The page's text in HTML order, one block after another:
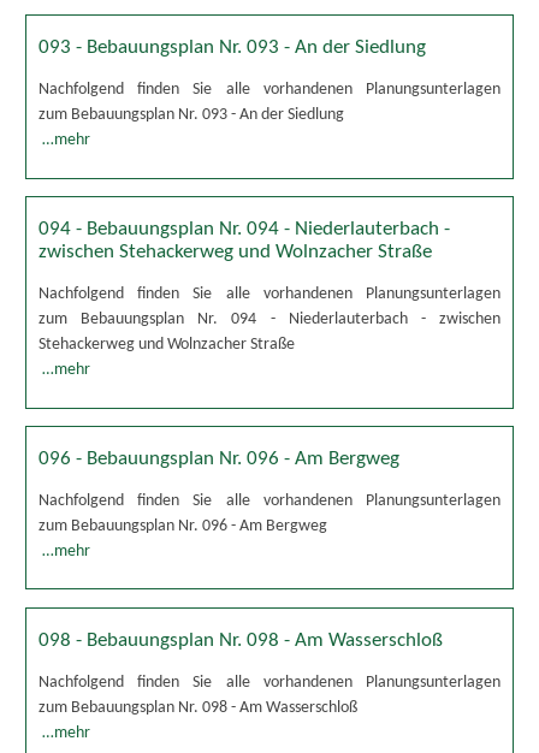
093 - Bebauungsplan Nr. 093 - An der Siedlung
Nachfolgend finden Sie alle vorhandenen Planungsunterlagen
zum Bebauungsplan Nr. 093 - An der Siedlung
…mehr
094 - Bebauungsplan Nr. 094 - Niederlauterbach -
zwischen Stehackerweg und Wolnzacher Straße
Nachfolgend finden Sie alle vorhandenen Planungsunterlagen
zum Bebauungsplan Nr. 094 - Niederlauterbach - zwischen
Stehackerweg und Wolnzacher Straße
…mehr
096 - Bebauungsplan Nr. 096 - Am Bergweg
Nachfolgend finden Sie alle vorhandenen Planungsunterlagen
zum Bebauungsplan Nr. 096 - Am Bergweg
…mehr
098 - Bebauungsplan Nr. 098 - Am Wasserschloß
Nachfolgend finden Sie alle vorhandenen Planungsunterlagen
zum Bebauungsplan Nr. 098 - Am Wasserschloß
…mehr